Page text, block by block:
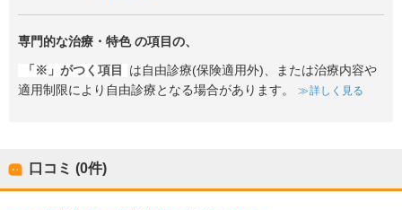
専門的な治療・特色の項目の、
「※」がつく項目
は自由診療(保険適用外)、または治療内容や
適用制限により自由診療となる場合があります。
詳しく見る
口コミ (0件)